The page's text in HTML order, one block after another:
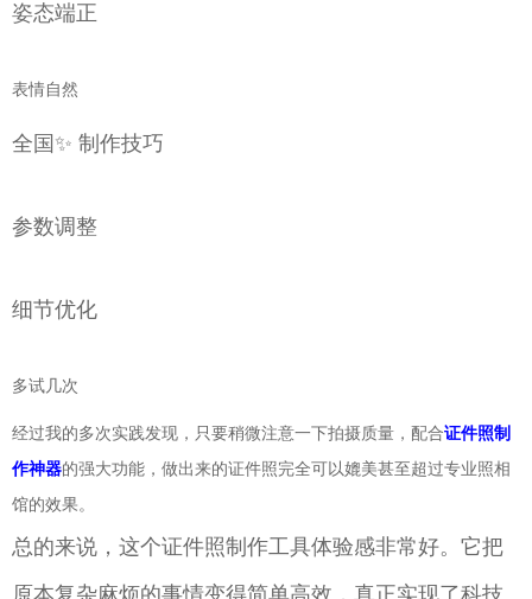
姿态端正
表情自然
全国✨ 制作技巧
参数调整
细节优化
多试几次
经过我的多次实践发现，只要稍微注意一下拍摄质量，配合证件照制
作神器的强大功能，做出来的证件照完全可以媲美甚至超过专业照相
馆的效果。
总的来说，这个证件照制作工具体验感非常好。它把
原本复杂麻烦的事情变得简单高效，真正实现了科技